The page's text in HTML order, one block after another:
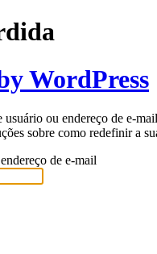
WordPress
ou endereço de e-
sobre como redefinir a
de e-mail